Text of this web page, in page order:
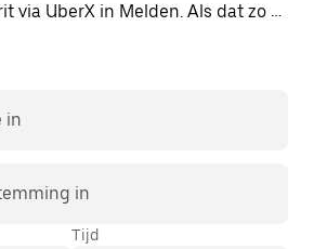
via UberX in Melden. Als dat zo is,
24/7 beschikbaarheid en
in
in
Tijd